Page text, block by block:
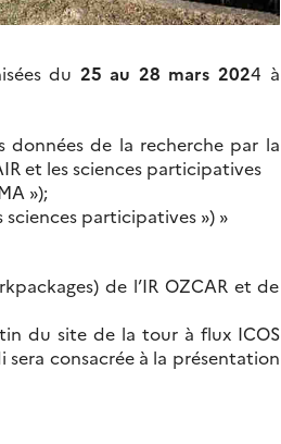
du 25 au 28 mars 2024 à
données de la recherche par la
et les sciences participatives
»);
participatives ») »
de l’IR OZCAR et de
du site de la tour à flux ICOS
sera consacrée à la présentation